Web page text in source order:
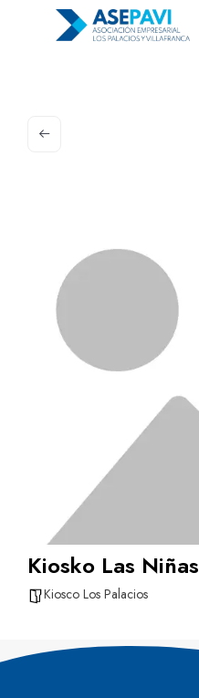
Kiosko Las Niñas
Kiosco Los Palacios